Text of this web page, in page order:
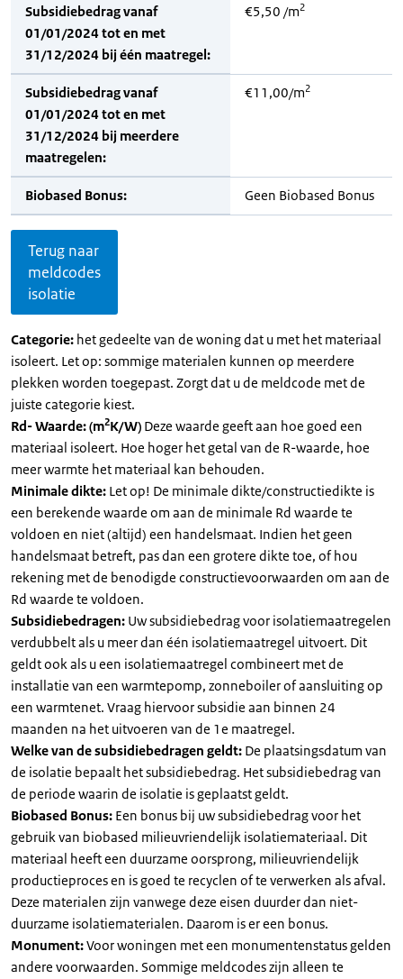
Subsidiebedrag vanaf
01/01/2024 tot en met
31/12/2024 bij één maatregel:
€5,50 /m2
Subsidiebedrag vanaf
01/01/2024 tot en met
31/12/2024 bij meerdere
maatregelen:
€11,00/m2
Biobased Bonus: Geen Biobased Bonus
Terug naar
meldcodes
isolatie
Categorie: het gedeelte van de woning dat u met het materiaal
isoleert. Let op: sommige materialen kunnen op meerdere
plekken worden toegepast. Zorgt dat u de meldcode met de
juiste categorie kiest.
Rd- Waarde: (m2K/W) Deze waarde geeft aan hoe goed een
materiaal isoleert. Hoe hoger het getal van de R-waarde, hoe
meer warmte het materiaal kan behouden.
Minimale dikte: Let op! De minimale dikte/constructiedikte is
een berekende waarde om aan de minimale Rd waarde te
voldoen en niet (altijd) een handelsmaat. Indien het geen
handelsmaat betreft, pas dan een grotere dikte toe, of hou
rekening met de benodigde constructievoorwaarden om aan de
Rd waarde te voldoen.
Subsidiebedragen: Uw subsidiebedrag voor isolatiemaatregelen
verdubbelt als u meer dan één isolatiemaatregel uitvoert. Dit
geldt ook als u een isolatiemaatregel combineert met de
installatie van een warmtepomp, zonneboiler of aansluiting op
een warmtenet. Vraag hiervoor subsidie aan binnen 24
maanden na het uitvoeren van de 1e maatregel.
Welke van de subsidiebedragen geldt: De plaatsingsdatum van
de isolatie bepaalt het subsidiebedrag. Het subsidiebedrag van
de periode waarin de isolatie is geplaatst geldt.
Biobased Bonus: Een bonus bij uw subsidiebedrag voor het
gebruik van biobased milieuvriendelijk isolatiemateriaal. Dit
materiaal heeft een duurzame oorsprong, milieuvriendelijk
productieproces en is goed te recyclen of te verwerken als afval.
Deze materialen zijn vanwege deze eisen duurder dan niet-
duurzame isolatiematerialen. Daarom is er een bonus.
Monument:Voor woningen met een monumentenstatus gelden
andere voorwaarden. Sommige meldcodes zijn alleen te